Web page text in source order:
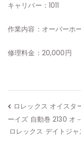
キャリバー：1011
作業内容：オーバーホ
修理料金：20,000円
投
稿
ロレックス オイスタ
ーイズ 自動巻 2130 オ
ロレックス デイトジ